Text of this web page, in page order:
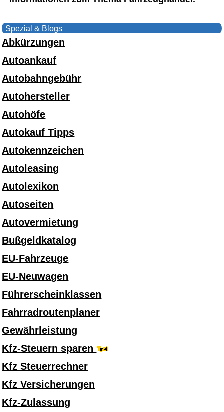
Spezial & Blogs
Abkürzungen
Autoankauf
Autobahngebühr
Autohersteller
Autohöfe
Autokauf Tipps
Autokennzeichen
Autoleasing
Autolexikon
Autoseiten
Autovermietung
Bußgeldkatalog
EU-Fahrzeuge
EU-Neuwagen
Führerscheinklassen
Fahrradroutenplaner
Gewährleistung
Kfz-Steuern sparen
Kfz Steuerrechner
Kfz Versicherungen
Kfz-Zulassung